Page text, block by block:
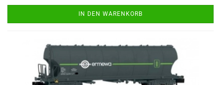
IN DEN WARENKORB